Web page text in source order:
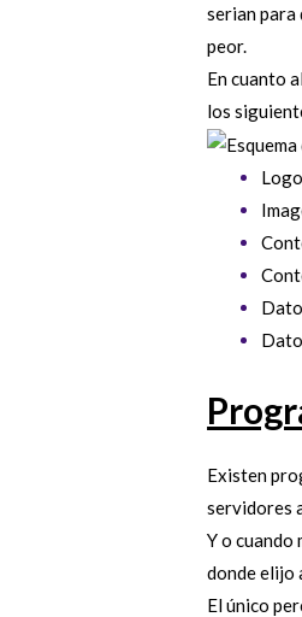
serian para
peor.
En cuanto
los
Existen
servidores
Y o cuando
donde elijo
El único